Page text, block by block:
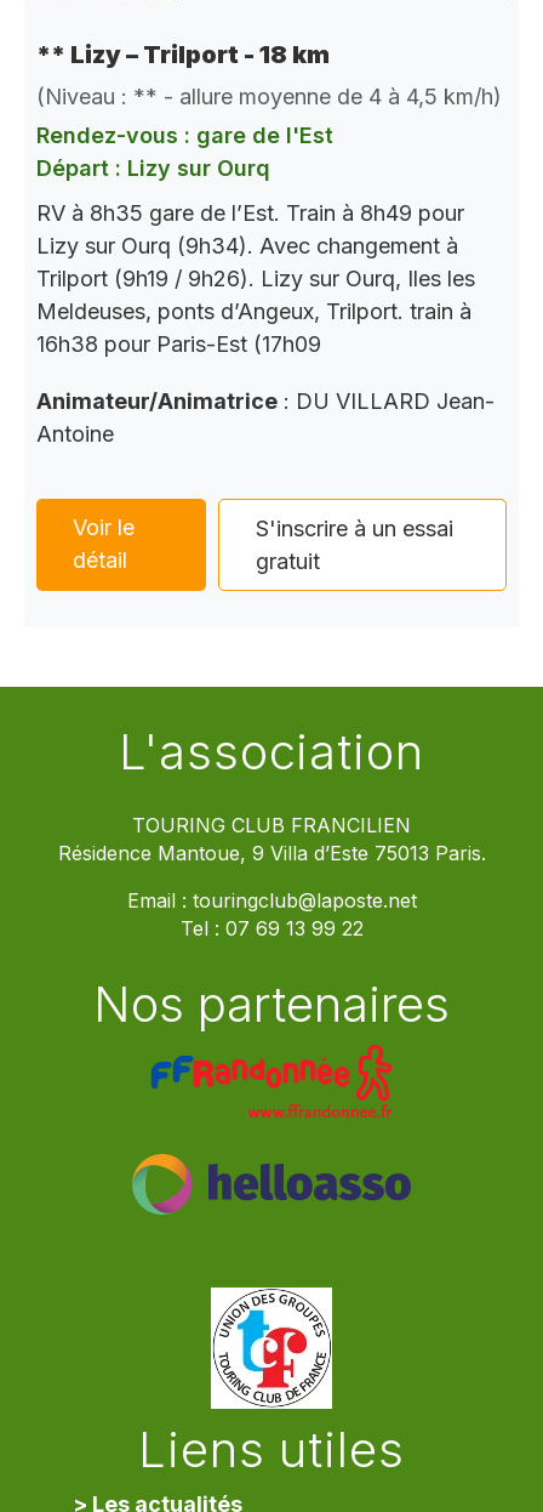
** Lizy – Trilport - 18 km
(Niveau : ** - allure moyenne de 4 à 4,5 km/h)
Rendez-vous : gare de l'Est
Départ : Lizy sur Ourq
RV à 8h35 gare de l’Est. Train à 8h49 pour
Lizy sur Ourq (9h34). Avec changement à
Trilport (9h19 / 9h26). Lizy sur Ourq, Iles les
Meldeuses, ponts d’Angeux, Trilport. train à
16h38 pour Paris-Est (17h09
Animateur/Animatrice : DU VILLARD Jean-
Antoine
Voir le
détail
S'inscrire à un essai
gratuit
L'association
TOURING CLUB FRANCILIEN
Résidence Mantoue, 9 Villa d’Este 75013 Paris.
Email : touringclub@laposte.net
Tel : 07 69 13 99 22
Nos partenaires
Liens utiles
> Les actualités